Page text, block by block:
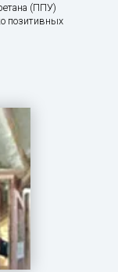
(ППУ)
позитивных